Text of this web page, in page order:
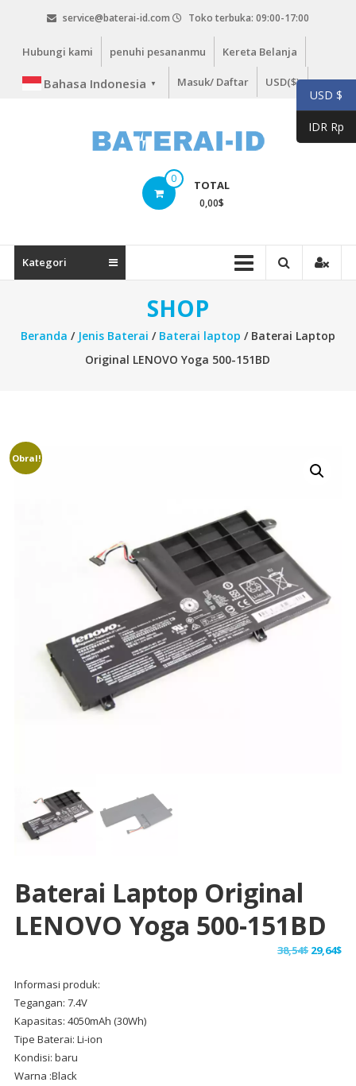
service@baterai-id.com Toko terbuka: 09:00-17:00
Hubungi kami penuhi pesananmu Kereta Belanja
Bahasa Indonesia ▼ Masuk/ Daftar USD($)
id.com
0 TOTAL
0,00$
Kategori
SHOP
Beranda / Jenis Baterai / Baterai laptop / Baterai Laptop
Original LENOVO Yoga 500-151BD
Obral!
Baterai Laptop Original
LENOVO Yoga 500-151BD
38,54$ Harga
29,64$
Informasi produk:
Tegangan: 7.4V
Kapasitas: 4050mAh (30Wh)
Tipe Baterai: Li-ion
Kondisi: baru
Warna :Black
USD $
IDR Rp